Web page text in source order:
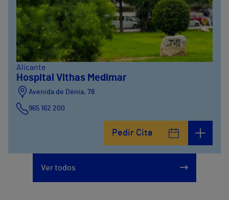
Alicante
Hospital Vithas Medimar
Avenida de Dénia, 78
965 162 200
Pedir Cita
Ver todos